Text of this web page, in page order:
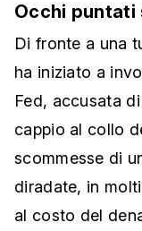
Occhi puntati
Di fronte a una
ha iniziato a
Fed, accusata
cappio al collo
scommesse di
diradate, in
al costo del